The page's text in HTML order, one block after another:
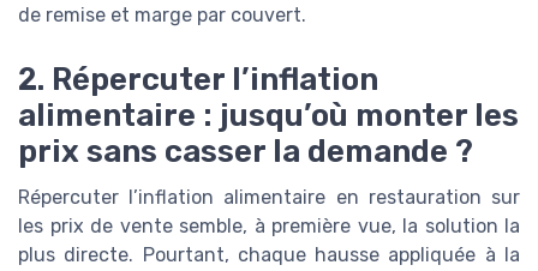
de remise et marge par couvert.
2. Répercuter l’inflation
alimentaire : jusqu’où monter les
prix sans casser la demande ?
Répercuter l’inflation alimentaire en restauration sur
les prix de vente semble, à première vue, la solution la
plus directe. Pourtant, chaque hausse appliquée à la